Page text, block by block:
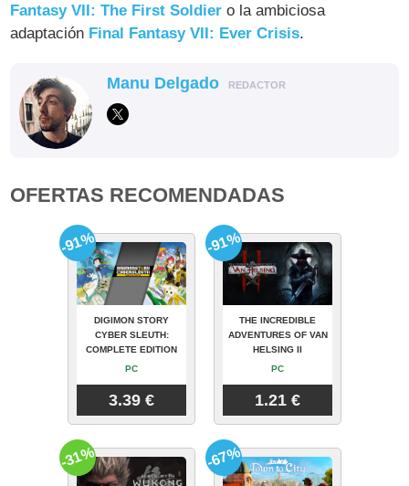
Fantasy VII: The First Soldier o la ambiciosa
adaptación Final Fantasy VII: Ever Crisis.
Manu Delgado REDACTOR
OFERTAS RECOMENDADAS
DIGIMON STORY
CYBER SLEUTH:
COMPLETE EDITION
PC
3.39 €
-91%
THE INCREDIBLE
ADVENTURES OF VAN
HELSING II
PC
1.21 €
-91%
-31% -67%